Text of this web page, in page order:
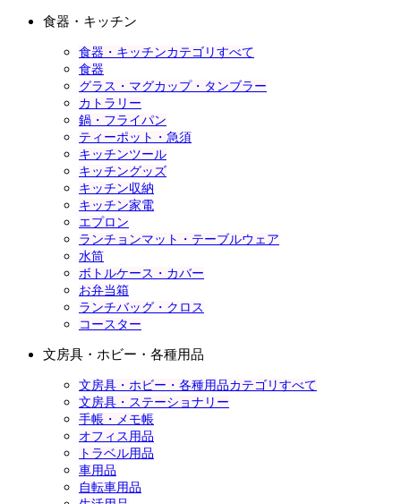
食器・キッチン
食器・キッチンカテゴリすべて
食器
グラス・マグカップ・タンブラー
カトラリー
鍋・フライパン
ティーポット・急須
キッチンツール
キッチングッズ
キッチン収納
キッチン家電
エプロン
ランチョンマット・テーブルウェア
水筒
ボトルケース・カバー
お弁当箱
ランチバッグ・クロス
コースター
文房具・ホビー・各種用品
文房具・ホビー・各種用品カテゴリすべて
文房具・ステーショナリー
手帳・メモ帳
オフィス用品
トラベル用品
車用品
自転車用品